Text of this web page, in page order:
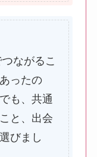
ながるこ
ったの
も、共通
と、出会
びまし